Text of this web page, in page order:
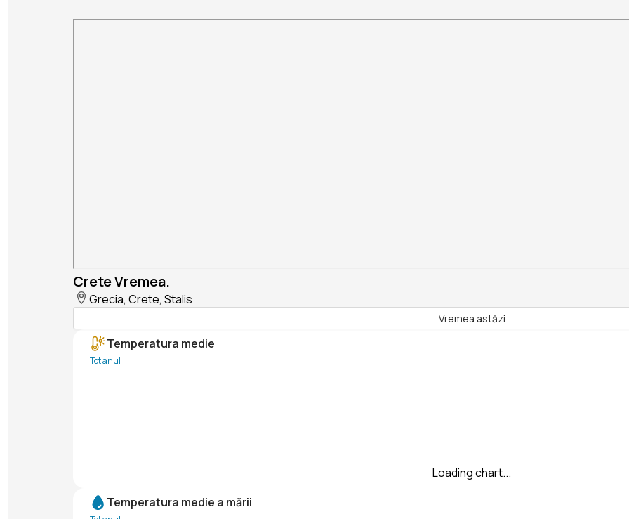
Crete Vremea.
Grecia, Crete, Stalis
Vremea astăzi
Temperatura medie
Tot anul
Loading chart...
Temperatura medie a mării